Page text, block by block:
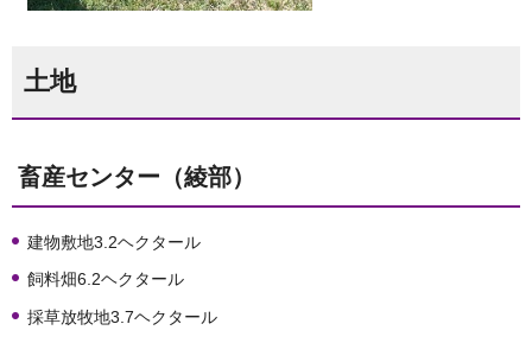
土地
畜産センター（綾部）
建物敷地3.2ヘクタール
飼料畑6.2ヘクタール
採草放牧地3.7ヘクタール